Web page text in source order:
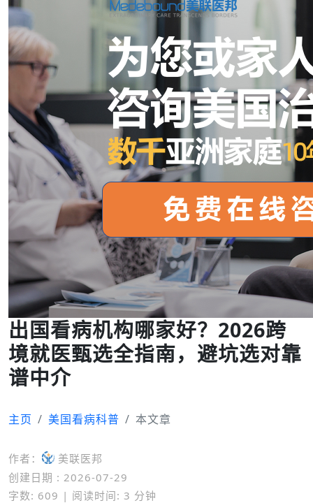
出国看病机构哪家好？2026跨
境就医甄选全指南，避坑选对靠
谱中介
主页 美国看病科普 本文章
作者：
美联医邦
创建日期 : 2026-07-29
字数: 609 | 阅读时间: 3 分钟